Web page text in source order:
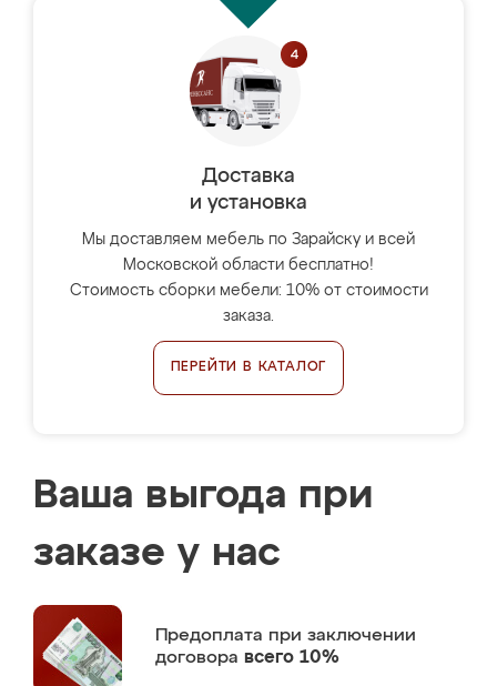
Доставка
и установка
Мы доставляем мебель по Зарайску и всей
Московской области бесплатно!
Стоимость сборки мебели: 10% от стоимости
заказа.
ПЕРЕЙТИ В КАТАЛОГ
Ваша выгода при
заказе у нас
Предоплата при заключении
договора всего 10%